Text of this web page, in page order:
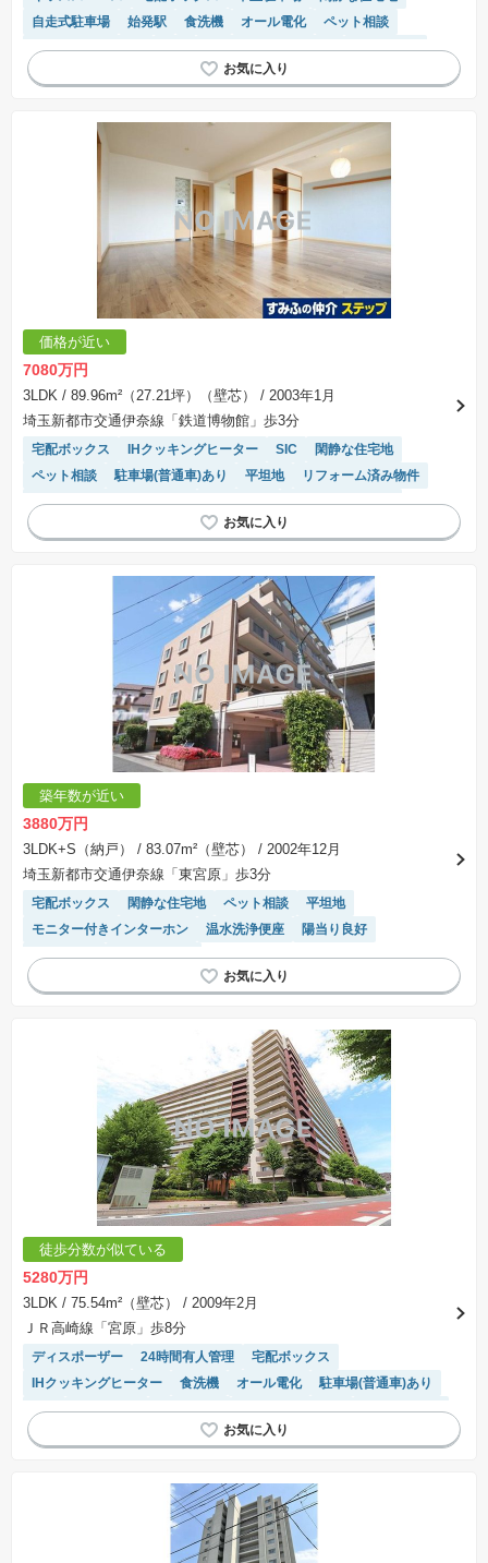
自走式駐車場
始発駅 食洗機 オール電化
ペット相談
駐車場(普通車)あり
WIC 駐輪場・バイク置き場
窓付き浴室
対面キッチン
リフォーム済み物件
価格が近い
7080万円
3LDK / 89.96m²（27.21坪）（壁芯）
/ 2003年1月
埼玉新都市交通伊奈線「鉄道博物館」歩3分
宅配ボックス IHクッキングヒーター SIC
閑静な住宅地
ペット相談
駐車場(普通車)あり 平坦地
リフォーム済み物件
モニター付きインターホン
陽当り良好
システムキッチン
エレベーター
築年数が近い
3880万円
3LDK+S（納戸） / 83.07m²（壁芯）
/ 2002年12月
埼玉新都市交通伊奈線「東宮原」歩3分
宅配ボックス 閑静な住宅地 ペット相談
平坦地
モニター付きインターホン
温水洗浄便座
陽当り良好
浴室乾燥機
エレベーター
徒歩分数が似ている
5280万円
3LDK / 75.54m²（壁芯）
/ 2009年2月
ＪＲ高崎線「宮原」歩8分
ディスポーザー 24時間有人管理
宅配ボックス
IHクッキングヒーター
食洗機 オール電化
駐車場(普通車)あり
WIC
駐車場空き 陽当り良好 システムキッチン エレベーター